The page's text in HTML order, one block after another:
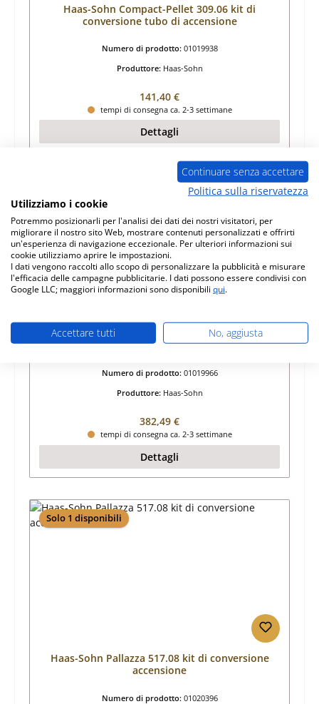
Haas-Sohn Compact-Pellet 309.06 kit di
conversione tubo di accensione
Numero di prodotto: 01019938
Produttore: Haas-Sohn
Prezzo normale:
141,40 €
tempi di consegna ca. 2-3 settimane
Dettagli
Haas-Sohn HSP 2.17 Premium II kit di
conversione accensione
Numero di prodotto: 01019966
Produttore: Haas-Sohn
Prezzo normale:
382,49 €
tempi di consegna ca. 2-3 settimane
Dettagli
Solo 1 disponibili
Haas-Sohn Pallazza 517.08 kit di conversione
accensione
Numero di prodotto: 01020396
Continuare senza accettare
Politica sulla riservatezza
Utilizziamo i cookie
Potremmo posizionarli per l'analisi dei dati dei nostri visitatori, per
migliorare il nostro sito Web, mostrare contenuti personalizzati e offrirti
un'esperienza di navigazione eccezionale. Per ulteriori informazioni sui
cookie utilizziamo aprire le impostazioni.
I dati vengono raccolti allo scopo di personalizzare la pubblicità e misurare
l'efficacia delle campagne pubblicitarie. I dati possono essere condivisi con
Google LLC; maggiori informazioni sono disponibili qui.
Accettare tutti No, aggiusta